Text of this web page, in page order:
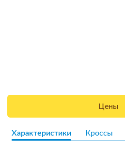
Цены
Характеристики Кроссы